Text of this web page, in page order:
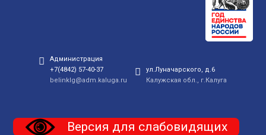
Администрация
+7(4842) 57-40-37
belinklg@adm.kaluga.ru
ул.Луначарского, д.6
Калужская обл., г.Калуга
Версия для слабовидящих